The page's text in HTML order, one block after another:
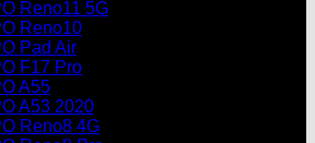
Reno11 5G
Reno10
Pad Air
F17 Pro
A55
A53 2020
Reno8 4G